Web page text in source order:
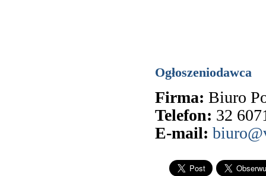
Ogłoszeniodawca
Firma: Biuro
Telefon: 32
E-mail: